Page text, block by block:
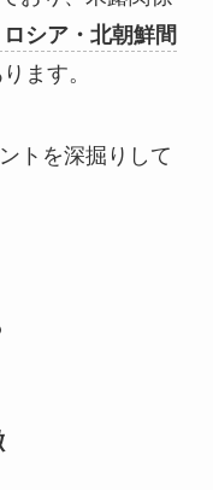
ロシア・北朝鮮間
ます。
トを深掘りして